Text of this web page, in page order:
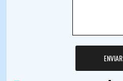
ENVIAR